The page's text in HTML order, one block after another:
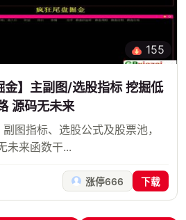
155
金】主副图/选股指标 挖掘低
源码无未来
图指标、选股公式及股票池，
未来函数干...
涨停666 下载